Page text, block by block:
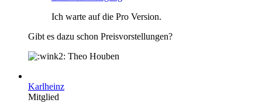
Ich warte auf die Pro Version.
Gibt es dazu schon Preisvorstellungen?
Theo Houben
Karlheinz
Mitglied